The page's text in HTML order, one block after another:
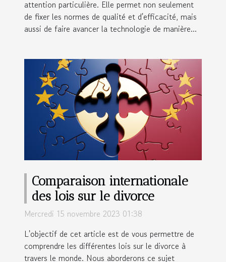
attention particulière. Elle permet non seulement
de fixer les normes de qualité et d'efficacité, mais
aussi de faire avancer la technologie de manière...
Comparaison internationale
des lois sur le divorce
Mercredi 15 novembre 2023 01:38
L'objectif de cet article est de vous permettre de
comprendre les différentes lois sur le divorce à
travers le monde. Nous aborderons ce sujet